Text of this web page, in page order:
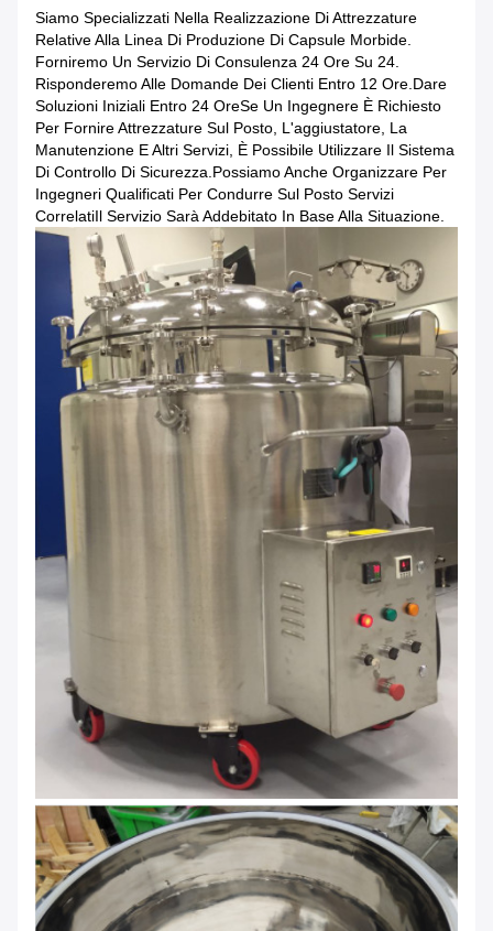
Siamo Specializzati Nella Realizzazione Di Attrezzature
Relative Alla Linea Di Produzione Di Capsule Morbide.
Forniremo Un Servizio Di Consulenza 24 Ore Su 24.
Risponderemo Alle Domande Dei Clienti Entro 12 Ore.Dare
Soluzioni Iniziali Entro 24 OreSe Un Ingegnere È Richiesto
Per Fornire Attrezzature Sul Posto, L'aggiustatore, La
Manutenzione E Altri Servizi, È Possibile Utilizzare Il Sistema
Di Controllo Di Sicurezza.Possiamo Anche Organizzare Per
Ingegneri Qualificati Per Condurre Sul Posto Servizi
CorrelatiIl Servizio Sarà Addebitato In Base Alla Situazione.